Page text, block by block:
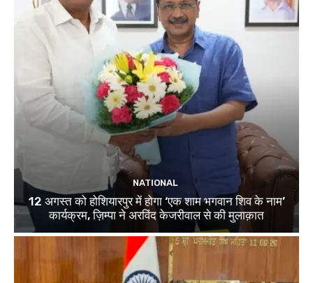
NATIONAL
12 अगस्त को होशियारपुर में होगा ‘एक शाम भगवान शिव के नाम’
कार्यक्रम, ज़िम्पा ने अरविंद केजरीवाल से की मुलाक़ात